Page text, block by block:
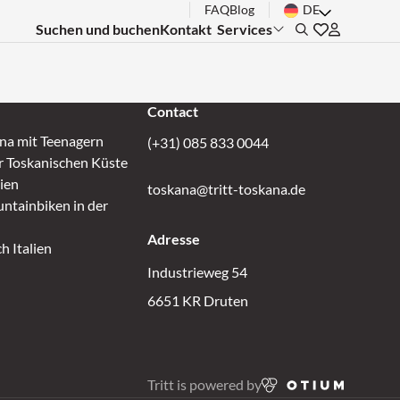
Suchen und buchenKontakt Submenu:
Services Search
Gehen Sie
Inloggen
FAQBlog DE
mit Teenagern
Küste
in der
Italien
Contact
(+31) 085 833 0044
toskana@tritt-toskana.de
Adresse
Industrieweg 54
6651 KR Druten
Tritt is powered by